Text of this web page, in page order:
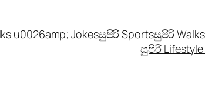
u0026amp; Jokesසුපිරි Sportsසුපිරි Walks
සුපිරි